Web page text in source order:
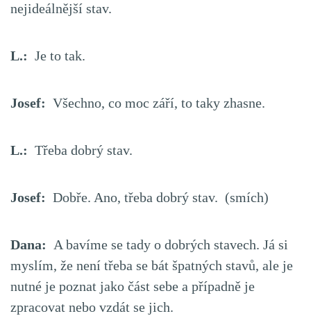
nejideálnější stav.
L.: Je to tak.
Josef: Všechno, co moc září, to taky zhasne.
L.: Třeba dobrý stav.
Josef: Dobře. Ano, třeba dobrý stav. (smích)
Dana: A bavíme se tady o dobrých stavech. Já si
myslím, že není třeba se bát špatných stavů, ale je
nutné je poznat jako část sebe a případně je
zpracovat nebo vzdát se jich.